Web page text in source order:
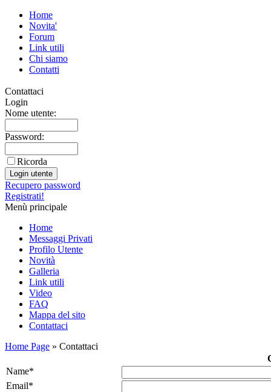
Home
Novita'
Forum
Link utili
Chi siamo
Contatti
Contattaci
Login
Nome utente:
Password:
Ricorda
Recupero password
Registrati!
Menù principale
Home
Messaggi Privati
Profilo Utente
Novità
Galleria
Link utili
Video
FAQ
Mappa del sito
Contattaci
Home Page » Contattaci
Name*
Email*